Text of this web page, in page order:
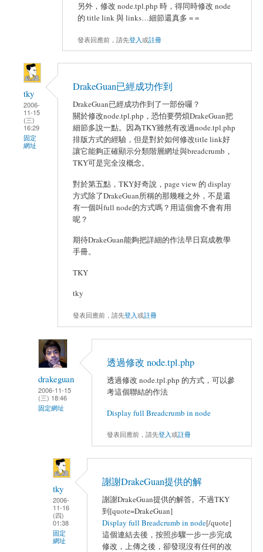
另外，修改 node.tpl.php 時，得同時修改 node
的 title link 與 links…細節還真多 = =
發表回應前，請先登入或註冊
tky
2006-
11-15
(三)
16:29
固定
網址
DrakeGuan已經成功作到
DrakeGuan已經成功作到了一部份囉？
關於修改node.tpl.php，恐怕要勞煩DrakeGuan把
細節多說一點。因為TKY雖然有改過node.tpl.php
排版方式的經驗，但是對於如何修改title link好
讓它能夠正確顯示分類階層網址與breadcrumb，
TKY可是完全沒概念。
對於第五點，TKY好奇說，page view 的 display
方式除了DrakeGuan所稱的那幾種之外，不是還
有一個叫full node的方式嗎？用這個會不會有用
呢？
期待DrakeGuan能夠把詳細的作法早日寫成教學
手冊。
TKY
tky
發表回應前，請先登入或註冊
drakeguan
2006-11-15
(三) 18:46
固定網址
透過修改 node.tpl.php
透過修改 node.tpl.php 的方式，可以參
考這個聯結的作法
Display full Breadcrumb in node
發表回應前，請先登入或註冊
tky
2006-
11-16
(四)
01:38
固定
網址
謝謝DrakeGuan提供的解
謝謝DrakeGuan提供的解答。不過TKY
到[quote=DrakeGuan]
Display full Breadcrumb in node[/quote]
這個連結去後，按照步驟一步一步完成
修改，上傳之後，卻發現沒有任何的改